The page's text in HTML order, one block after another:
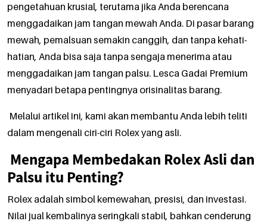
pengetahuan krusial, terutama jika Anda berencana
menggadaikan jam tangan mewah Anda. Di pasar barang
mewah, pemalsuan semakin canggih, dan tanpa kehati-
hatian, Anda bisa saja tanpa sengaja menerima atau
menggadaikan jam tangan palsu. Lesca Gadai Premium
menyadari betapa pentingnya orisinalitas barang.
Melalui artikel ini, kami akan membantu Anda lebih teliti
dalam mengenali ciri-ciri Rolex yang asli.
Mengapa Membedakan Rolex Asli dan
Palsu itu Penting?
Rolex adalah simbol kemewahan, presisi, dan investasi.
Nilai jual kembalinya seringkali stabil, bahkan cenderung